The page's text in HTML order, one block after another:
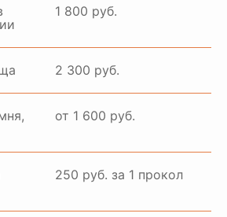
1 800 руб.
2 300 руб.
от 1 600 руб.
250 руб. за 1 прокол